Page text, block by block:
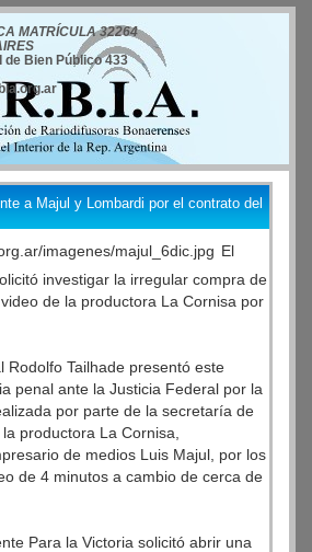
MATRÍCULA 32264
de Bien Público 433
a Majul y Lombardi por el contrato del
El
investigar la irregular compra de
de la productora La Cornisa por
Rodolfo Tailhade presentó este
penal ante la Justicia Federal por la
por parte de la secretaría de
productora La Cornisa,
de medios Luis Majul, por los
de 4 minutos a cambio de cerca de
Para la Victoria solicitó abrir una